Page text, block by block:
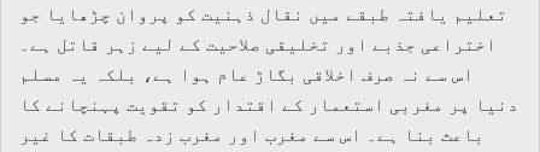
تعلیم یافتہ طبقے میں نقال ذہنیت کو پروان چڑھایا جو
اختراعی جذبے اور تخلیقی صلاحیت کے لیے زہر قاتل ہے۔
اس سے نہ صرف اخلاقی بگاڑ عام ہوا ہے، بلکہ یہ مسلم
دنیا پر مغربی استعمار کے اقتدار کو تقویت پہنچانے کا
باعث بنا ہے۔ اس سے مغرب اور مغرب زدہ طبقات کا غیر